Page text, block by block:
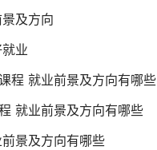
及方向
业
程 就业前景及方向有哪些
就业前景及方向有哪些
景及方向有哪些